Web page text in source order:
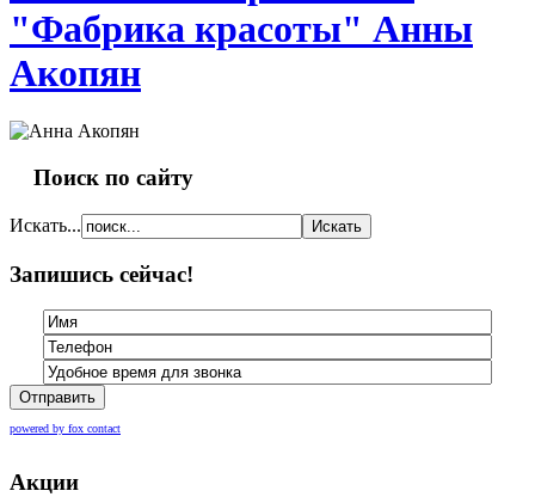
"Фабрика красоты" Анны
Акопян
Поиск по сайту
Искать...
Запишись сейчас!
Отправить
powered by fox contact
Акции